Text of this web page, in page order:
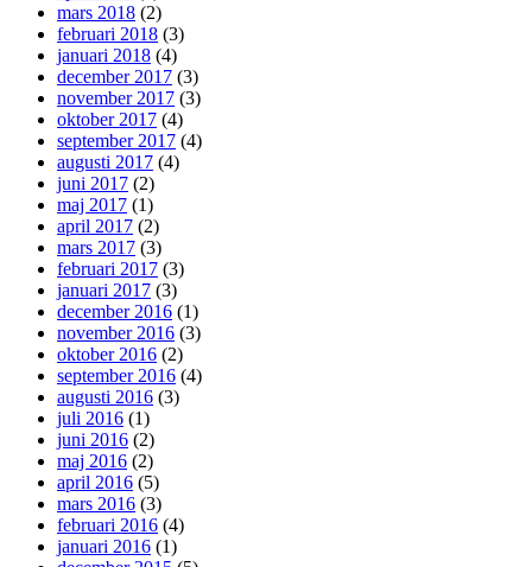
mars 2018 (2)
februari 2018 (3)
januari 2018 (4)
december 2017 (3)
november 2017 (3)
oktober 2017 (4)
september 2017 (4)
augusti 2017 (4)
juni 2017 (2)
maj 2017 (1)
april 2017 (2)
mars 2017 (3)
februari 2017 (3)
januari 2017 (3)
december 2016 (1)
november 2016 (3)
oktober 2016 (2)
september 2016 (4)
augusti 2016 (3)
juli 2016 (1)
juni 2016 (2)
maj 2016 (2)
april 2016 (5)
mars 2016 (3)
februari 2016 (4)
januari 2016 (1)